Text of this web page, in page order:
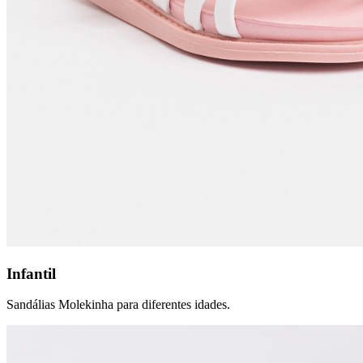
Infantil
Sandálias Molekinha para diferentes idades.